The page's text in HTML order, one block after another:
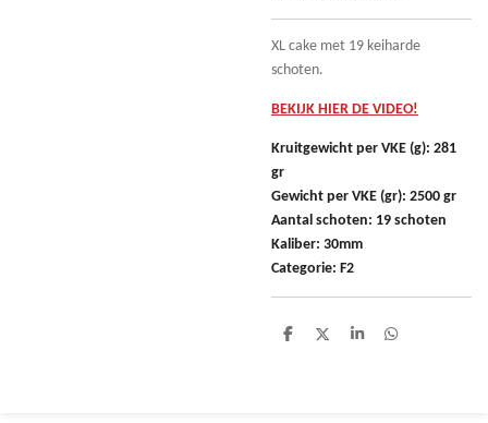
XL cake met 19 keiharde
schoten.
BEKIJK HIER DE VIDEO!
Kruitgewicht per VKE (g): 281
gr
Gewicht per VKE (gr): 2500 gr
Aantal schoten: 19 schoten
Kaliber: 30mm
Categorie: F2
D
D
S
D